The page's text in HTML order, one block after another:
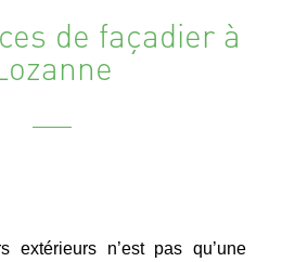
de façadier à
extérieurs n’est pas qu’une